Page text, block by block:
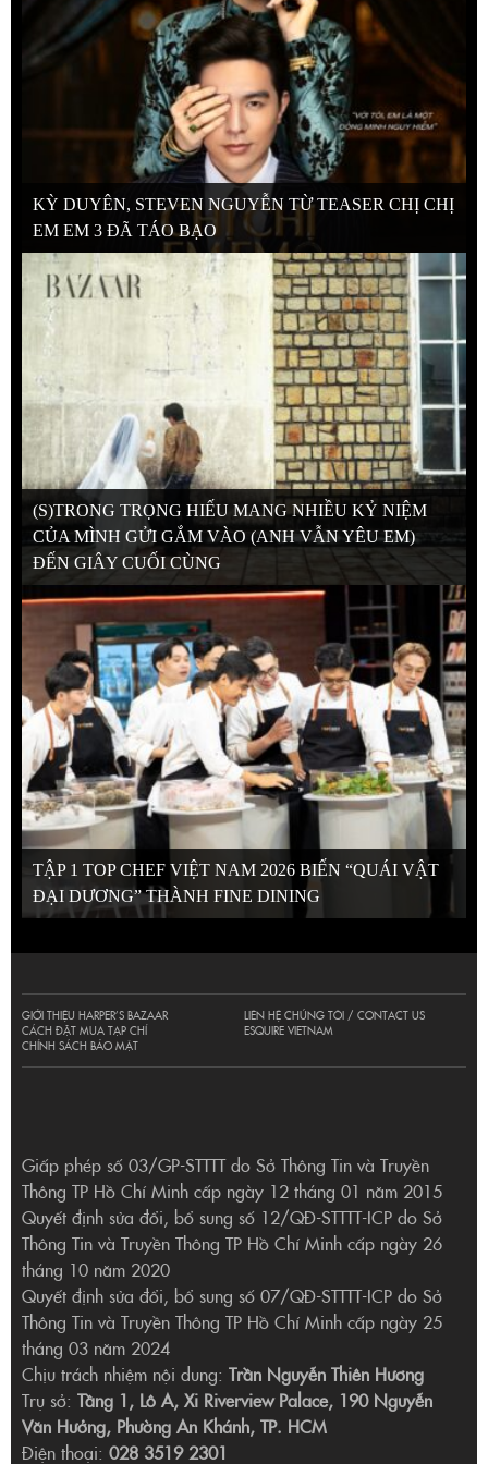
KỲ DUYÊN, STEVEN NGUYỄN TỪ TEASER CHỊ CHỊ
EM EM 3 ĐÃ TÁO BẠO
(S)TRONG TRỌNG HIẾU MANG NHIỀU KỶ NIỆM
CỦA MÌNH GỬI GẮM VÀO (ANH VẪN YÊU EM)
ĐẾN GIÂY CUỐI CÙNG
TẬP 1 TOP CHEF VIỆT NAM 2026 BIẾN “QUÁI VẬT
ĐẠI DƯƠNG” THÀNH FINE DINING
GIỚI THIỆU HARPER’S BAZAAR
CÁCH ĐẶT MUA TẠP CHÍ
CHÍNH SÁCH BẢO MẬT
LIÊN HỆ CHÚNG TÔI / CONTACT US
ESQUIRE VIETNAM
Giấp phép số 03/GP-STTTT do Sở Thông Tin và Truyền
Thông TP Hồ Chí Minh cấp ngày 12 tháng 01 năm 2015
Quyết định sửa đổi, bổ sung số 12/QĐ-STTTT-ICP do Sở
Thông Tin và Truyền Thông TP Hồ Chí Minh cấp ngày 26
tháng 10 năm 2020
Quyết định sửa đổi, bổ sung số 07/QĐ-STTTT-ICP do Sở
Thông Tin và Truyền Thông TP Hồ Chí Minh cấp ngày 25
tháng 03 năm 2024
Chịu trách nhiệm nội dung: Trần Nguyễn Thiên Hương
Trụ sở: Tầng 1, Lô A, Xi Riverview Palace, 190 Nguyễn
Văn Hưởng, Phường An Khánh, TP. HCM
Điện thoại: 028 3519 2301